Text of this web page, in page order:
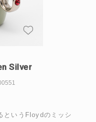
Silver
というFloydのミッシ